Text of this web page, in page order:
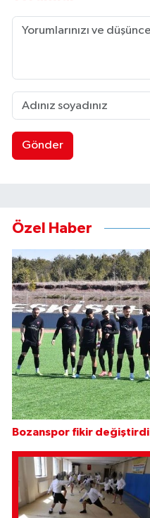
Gönder
Özel Haber
Bozanspor fikir değiştirdi